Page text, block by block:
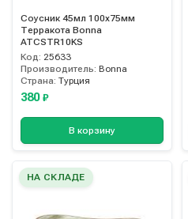
Соусник 45мл 100х75мм
Терракота Bonna
ATCSTR10KS
Код: 25633
Производитель: Bonna
Страна: Турция
380 ₽
В корзину
НА СКЛАДЕ